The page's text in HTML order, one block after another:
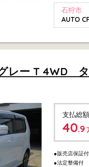
石狩市
AUTO
レー T 4WD
●販売店保証付
●法定整備付
支払総額
40.9